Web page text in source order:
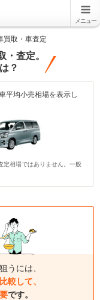
メニュー
買取・車査定
・査定。
？
平均小売相場を表示し
定相場ではありません。一般
うには、
較して、
です。